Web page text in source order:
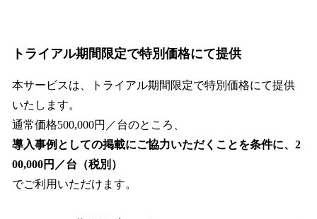
トライアル期間限定で特別価格にて提供
本サービスは、トライアル期間限定で特別価格にて提供
いたします。
通常価格500,000円／台のところ、
導入事例としての掲載にご協力いただくことを条件に、2
00,000円／台（税別）
でご利用いただけます。